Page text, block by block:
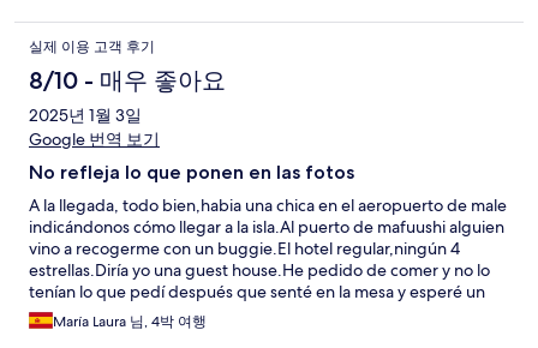
junk. The surrounding premise has the same . There are bugs in
rooms. No hot water at all . No way to do laundry. You will wash
by hand and hang on lawn chair to dry . This place is very trashy.
Nothing like you see here . It’s fake photos . Be warned and stay
elsewhere. The housekeeper male was the only one who tried
to help. The rest seemed like wanted to extort tourists . The
many traveling .
실제 이용 고객 후기
8/10 - 매우 좋아요
2025년 1월 3일
Google 번역 보기
No refleja lo que ponen en las fotos
A la llegada, todo bien,habia una chica en el aeropuerto de male
indicándonos cómo llegar a la isla.Al puerto de mafuushi alguien
vino a recogerme con un buggie.El hotel regular,ningún 4
estrellas.Diría yo una guest house.He pedido de comer y no lo
tenían lo que pedí después que senté en la mesa y esperé un
rato.La habitación muy espartana.Para hippie total.El baño
ducha,water y lavabo (enano) todo en el mismo sitio ni siquiera
María Laura 님, 4박 여행